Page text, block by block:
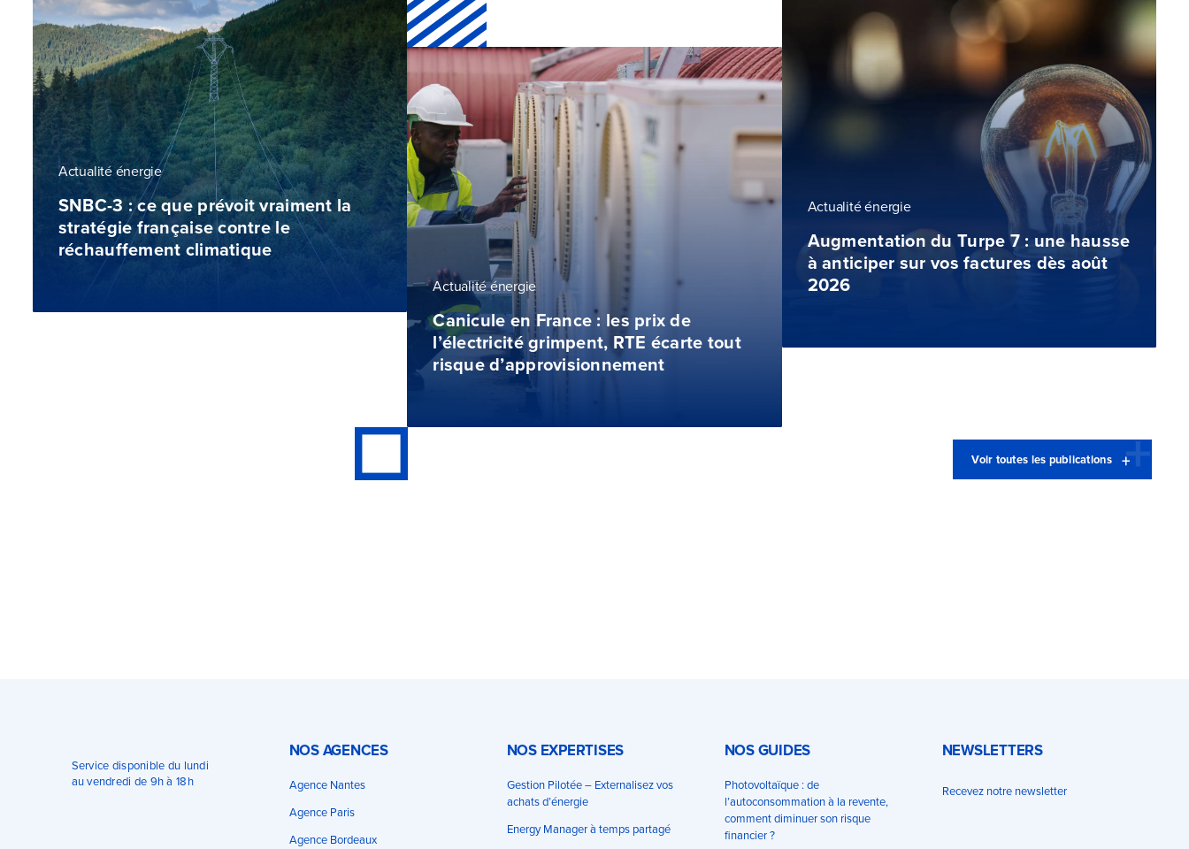
Actualité énergie
SNBC-3 : ce que prévoit vraiment la
stratégie française contre le
réchauffement climatique
Actualité énergie
Canicule en France : les prix de
l’électricité grimpent, RTE écarte tout
risque d’approvisionnement
Actualité énergie
Augmentation du Turpe 7 : une hausse
à anticiper sur vos factures dès août
2026
Voir toutes les publications
Service disponible du lundi
au vendredi de 9h à 18h
NOS AGENCES
Agence Nantes
Agence Paris
Agence Bordeaux
NOS EXPERTISES
Gestion Pilotée – Externalisez vos
achats d’énergie
Energy Manager à temps partagé
NOS GUIDES
Photovoltaïque : de
l’autoconsommation à la revente,
comment diminuer son risque
financier ?
NEWSLETTERS
Recevez notre newsletter